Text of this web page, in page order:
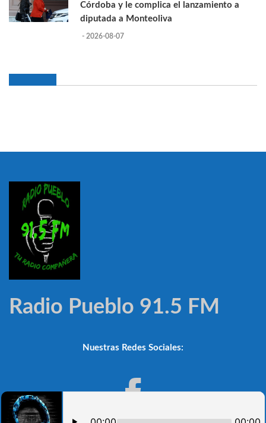
Córdoba y le complica el lanzamiento a
diputada a Monteoliva
- 2026-08-07
Radio Pueblo 91.5 FM
Nuestras Redes Sociales: